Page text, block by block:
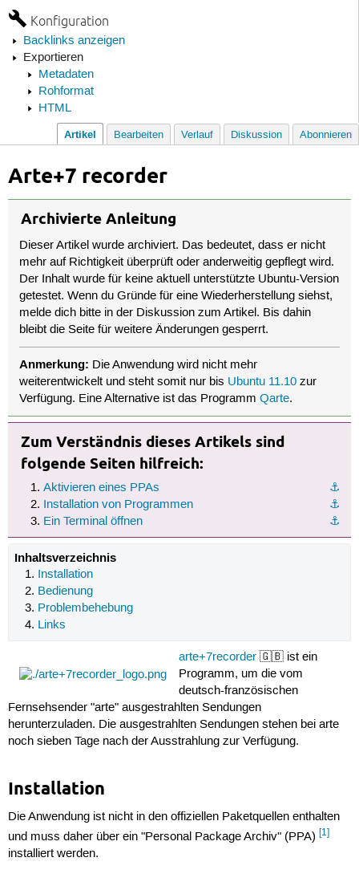
Konfiguration
Backlinks anzeigen
Exportieren
Metadaten
Rohformat
HTML
Artikel Bearbeiten Verlauf Diskussion Abonnieren
Arte+7 recorder
Archivierte Anleitung
Dieser Artikel wurde archiviert. Das bedeutet, dass er nicht
mehr auf Richtigkeit überprüft oder anderweitig gepflegt wird.
Der Inhalt wurde für keine aktuell unterstützte Ubuntu-Version
getestet. Wenn du Gründe für eine Wiederherstellung siehst,
melde dich bitte in der Diskussion zum Artikel. Bis dahin
bleibt die Seite für weitere Änderungen gesperrt.
Anmerkung: Die Anwendung wird nicht mehr
weiterentwickelt und steht somit nur bis Ubuntu 11.10 zur
Verfügung. Eine Alternative ist das ProgrammQarte.
Zum Verständnis dieses Artikels sind
folgende Seiten hilfreich:
⚓︎
Aktivieren eines PPAs
⚓︎
Installation von Programmen
⚓︎
Ein Terminal öffnen
Inhaltsverzeichnis
Installation
Bedienung
Problembehebung
Links
arte+7recorder 🇬🇧 ist ein
Programm, um die vom
deutsch-französischen
Fernsehsender "arte" ausgestrahlten Sendungen
herunterzuladen. Die ausgestrahlten Sendungen stehen bei arte
noch sieben Tage nach der Ausstrahlung zur Verfügung.
Installation
Die Anwendung ist nicht in den offiziellen Paketquellen enthalten
und muss daher über ein "Personal Package Archiv" (PPA) [1]
installiert werden.